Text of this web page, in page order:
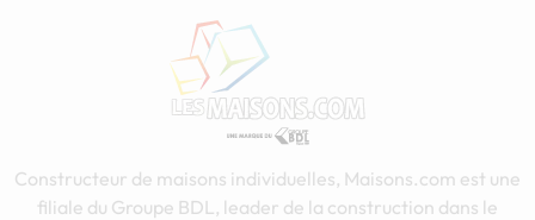
Constructeur de maisons individuelles, Maisons.com est une
filiale du Groupe BDL, leader de la construction dans le